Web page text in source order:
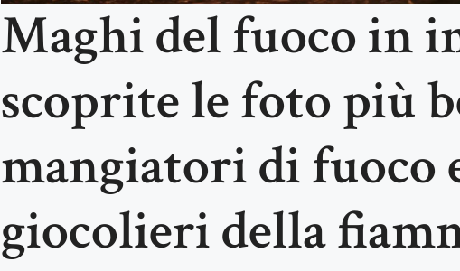
Maghi del fuoco in
scoprite le foto più
mangiatori di fuoco
giocolieri della